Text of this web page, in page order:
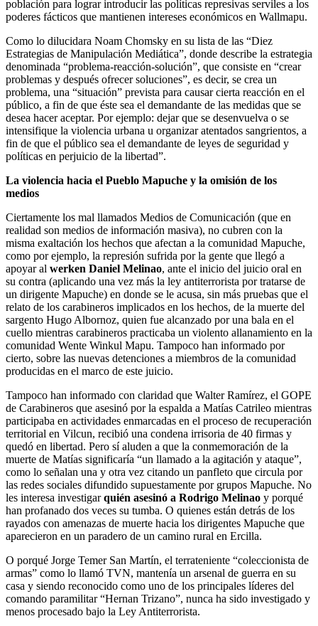
población para lograr introducir las políticas represivas serviles a los
poderes fácticos que mantienen intereses económicos en Wallmapu.
Como lo dilucidara Noam Chomsky en su lista de las “Diez
Estrategias de Manipulación Mediática”, donde describe la estrategia
denominada “problema-reacción-solución”, que consiste en “crear
problemas y después ofrecer soluciones”, es decir, se crea un
problema, una “situación” prevista para causar cierta reacción en el
público, a fin de que éste sea el demandante de las medidas que se
desea hacer aceptar. Por ejemplo: dejar que se desenvuelva o se
intensifique la violencia urbana u organizar atentados sangrientos, a
fin de que el público sea el demandante de leyes de seguridad y
políticas en perjuicio de la libertad”.
La violencia hacia el Pueblo Mapuche y la omisión de los
medios
Ciertamente los mal llamados Medios de Comunicación (que en
realidad son medios de información masiva), no cubren con la
misma exaltación los hechos que afectan a la comunidad Mapuche,
como por ejemplo, la represión sufrida por la gente que llegó a
apoyar al werken Daniel Melinao, ante el inicio del juicio oral en
su contra (aplicando una vez más la ley antiterrorista por tratarse de
un dirigente Mapuche) en donde se le acusa, sin más pruebas que el
relato de los carabineros implicados en los hechos, de la muerte del
sargento Hugo Albornoz, quien fue alcanzado por una bala en el
cuello mientras carabineros practicaba un violento allanamiento en la
comunidad Wente Winkul Mapu. Tampoco han informado por
cierto, sobre las nuevas detenciones a miembros de la comunidad
producidas en el marco de este juicio.
Tampoco han informado con claridad que Walter Ramírez, el GOPE
de Carabineros que asesinó por la espalda a Matías Catrileo mientras
participaba en actividades enmarcadas en el proceso de recuperación
territorial en Vilcun, recibió una condena irrisoria de 40 firmas y
quedó en libertad. Pero sí aluden a que la conmemoración de la
muerte de Matías significaría “un llamado a la agitación y ataque”,
como lo señalan una y otra vez citando un panfleto que circula por
las redes sociales difundido supuestamente por grupos Mapuche. No
les interesa investigarquién asesinó a Rodrigo Melinao y porqué
han profanado dos veces su tumba. O quienes están detrás de los
rayados con amenazas de muerte hacia los dirigentes Mapuche que
aparecieron en un paradero de un camino rural en Ercilla.
O porqué Jorge Temer San Martín, el terrateniente “coleccionista de
armas” como lo llamó TVN, mantenía un arsenal de guerra en su
casa y siendo reconocido como uno de los principales líderes del
comando paramilitar “Hernan Trizano”, nunca ha sido investigado y
menos procesado bajo la Ley Antiterrorista.